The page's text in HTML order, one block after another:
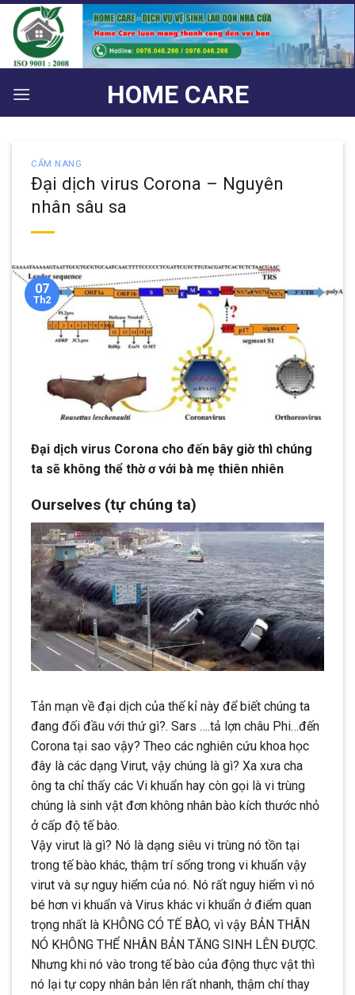
Bỏ
qua
nội
dung
HOME CARE
CẨM NANG
Đại dịch virus Corona – Nguyên
nhân sâu sa
07
Th2
Đại dịch virus Corona cho đến bây giờ thì chúng
ta sẽ không thể thờ ơ với bà mẹ thiên nhiên
Ourselves (tự chúng ta)
Tản mạn về đại dịch của thế kỉ này để biết chúng ta
đang đối đầu với thứ gì?. Sars ….tả lợn châu Phi…đến
Corona tại sao vậy? Theo các nghiên cứu khoa học
đây là các dạng Virut, vậy chúng là gì? Xa xưa cha
ông ta chỉ thấy các Vi khuẩn hay còn gọi là vi trùng
chúng là sinh vật đơn không nhân bào kích thước nhỏ
ở cấp độ tế bào.
Vậy virut là gì? Nó là dạng siêu vi trùng nó tồn tại
trong tế bào khác, thậm trí sống trong vi khuẩn vậy
virut và sự nguy hiểm của nó. Nó rất nguy hiểm vì nó
bé hơn vi khuẩn và Virus khác vi khuẩn ở điểm quan
trọng nhất là KHÔNG CÓ TẾ BÀO, vì vậy BẢN THÂN
NÓ KHÔNG THỂ NHÂN BẢN TĂNG SINH LÊN ĐƯỢC.
Nhưng khi nó vào trong tế bào của động thực vật thì
nó lại tự copy nhân bản lên rất nhanh, thậm chí thay